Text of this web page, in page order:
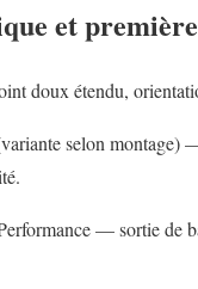
et
doux étendu,
selon montage)
— sortie de